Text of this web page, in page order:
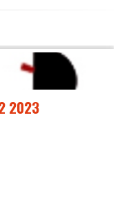
2023